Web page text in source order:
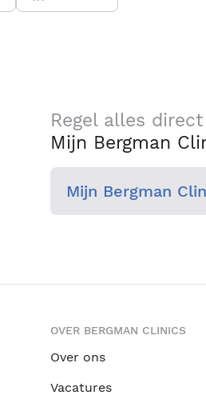
Regel alles
Mijn Bergman
Mijn Bergman
OVER BERGMAN CLINICS
Over ons
Vacatures